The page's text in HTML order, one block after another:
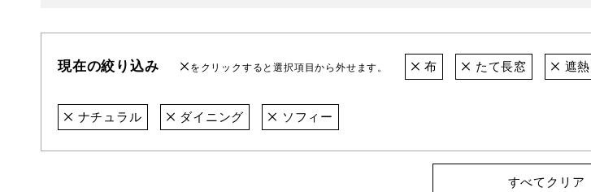
現在の絞り込み をクリックすると選択項目から外せます。 布 たて長窓 遮熱
ナチュラル ダイニング ソフィー
すべてクリア